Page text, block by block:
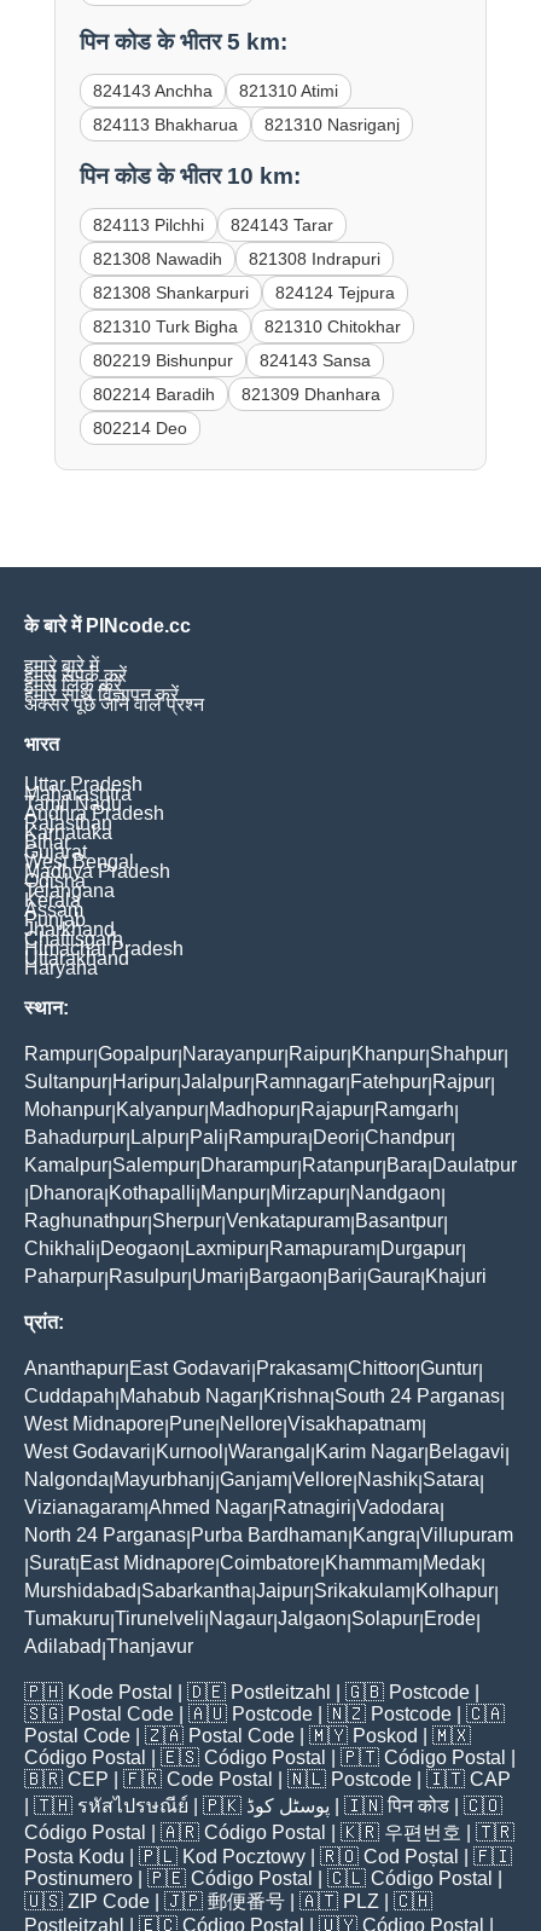
पिन कोड के भीतर 5 km:
824143 Anchha
821310 Atimi
824113 Bhakharua
821310 Nasriganj
पिन कोड के भीतर 10 km:
824113 Pilchhi
824143 Tarar
821308 Nawadih
821308 Indrapuri
821308 Shankarpuri
824124 Tejpura
821310 Turk Bigha
821310 Chitokhar
802219 Bishunpur
824143 Sansa
802214 Baradih
821309 Dhanhara
802214 Deo
के बारे में PINcode.cc
हमारे बारे में
हमसे संपर्क करें
हमसे लिंक करें
हमारे साथ विज्ञापन करें
अक्सर पूछे जाने वाले प्रश्न
भारत
Uttar Pradesh
Maharashtra
Tamil Nadu
Andhra Pradesh
Rajasthan
Karnataka
Bihar
Gujarat
West Bengal
Madhya Pradesh
Odisha
Telangana
Kerala
Assam
Punjab
Jharkhand
Chattisgarh
Himachal Pradesh
Uttarakhand
Haryana
स्थान:
Rampur Gopalpur Narayanpur Raipur Khanpur Shahpur
Sultanpur Haripur Jalalpur Ramnagar Fatehpur Rajpur
Mohanpur Kalyanpur Madhopur Rajapur Ramgarh
Bahadurpur Lalpur Pali Rampura Deori Chandpur
Kamalpur Salempur Dharampur Ratanpur Bara Daulatpur
Dhanora Kothapalli Manpur Mirzapur Nandgaon
Raghunathpur Sherpur Venkatapuram Basantpur
Chikhali Deogaon Laxmipur Ramapuram Durgapur
Paharpur Rasulpur Umari Bargaon Bari Gaura Khajuri
प्रांत:
Ananthapur East Godavari Prakasam Chittoor Guntur
Cuddapah Mahabub Nagar Krishna South 24 Parganas
West Midnapore Pune Nellore Visakhapatnam
West Godavari Kurnool Warangal Karim Nagar Belagavi
Nalgonda Mayurbhanj Ganjam Vellore Nashik Satara
Vizianagaram Ahmed Nagar Ratnagiri Vadodara
North 24 Parganas Purba Bardhaman Kangra Villupuram
Surat| East Midnapore Coimbatore Khammam Medak
Murshidabad Sabarkantha Jaipur Srikakulam Kolhapur
Tumakuru Tirunelveli Nagaur Jalgaon Solapur Erode
Adilabad Thanjavur
🇵🇭 Kode Postal | 🇩🇪 Postleitzahl | 🇬🇧 Postcode
🇸🇬 Postal Code | 🇦🇺 Postcode | 🇳🇿 Postcode | 🇨🇦
Postal Code | 🇿🇦 Postal Code | 🇲🇾 Poskod
| 🇲🇽
Código Postal
| 🇪🇸 Código Postal | 🇵🇹 Código Postal
🇧🇷 CEP | 🇫🇷 Code Postal | 🇳🇱 Postcode | 🇮🇹 CAP
| 🇹🇭 รหัสไปรษณีย์ | 🇵🇰 پوسٹل کوڈ | 🇮🇳पिन कोड | 🇨🇴
Código Postal
| 🇦🇷 Código Postal | 🇰🇷 우편번호
| 🇹🇷
Posta Kodu | 🇵🇱 Kod Pocztowy | 🇷🇴 Cod Poștal
| 🇫🇮
Postinumero | 🇵🇪 Código Postal | 🇨🇱 Código Postal
🇺🇸 ZIP Code | 🇯🇵 郵便番号 | 🇦🇹 PLZ | 🇨🇭
Postleitzahl
| 🇪🇨 Código Postal | 🇺🇾 Código Postal